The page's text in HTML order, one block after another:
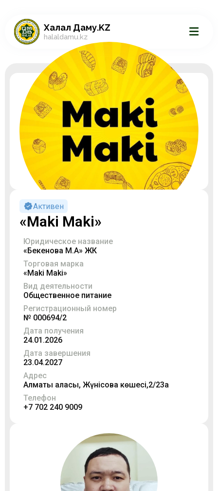
Халал Даму.KZ
halaldamu.kz
Активен
«Maki Maki»
Юридическое название
«Бекенова М.А» ЖК
Торговая марка
«Maki Maki»
Вид деятельности
Общественное питание
Регистрационный номер
№ 000694/2
Дата получения
24.01.2026
Дата завершения
23.04.2027
Адрес
Алматы қаласы, Жүнісова көшесі,2/23а
Телефон
+7 702 240 9009